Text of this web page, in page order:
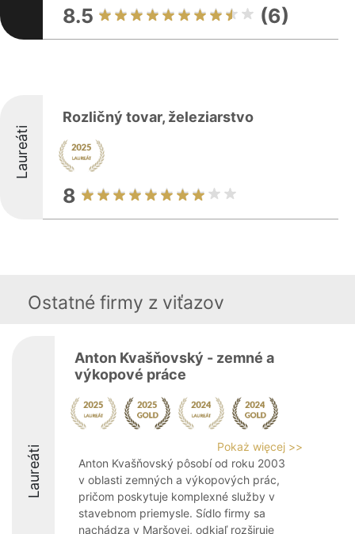
8.5 (6)
Laureáti
Rozličný tovar, železiarstvo
8
Ostatné firmy z viťazov
Laureáti
Anton Kvašňovský - zemné a
výkopové práce
Pokaż więcej >>
Anton Kvašňovský pôsobí od roku 2003
v oblasti zemných a výkopových prác,
pričom poskytuje komplexné služby v
stavebnom priemysle. Sídlo firmy sa
nachádza v Maršovej, odkiaľ rozširuje